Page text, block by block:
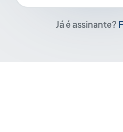
Já é assinante?